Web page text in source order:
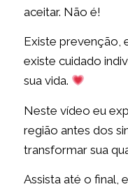
aceitar. Não é!
Existe prevenção,
existe cuidado
sua vida.
Neste vídeo eu
região antes dos
transformar sua
Assista até o final,